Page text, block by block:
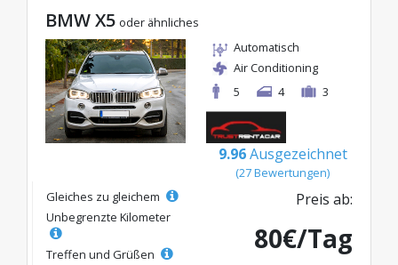
BMW X5 oder ähnliches
Automatisch
Air Conditioning
5
4 3
9.96 Ausgezeichnet
(27 Bewertungen)
Gleiches zu gleichem
Unbegrenzte Kilometer
Treffen und Grüßen
Preis ab:
80€/Tag